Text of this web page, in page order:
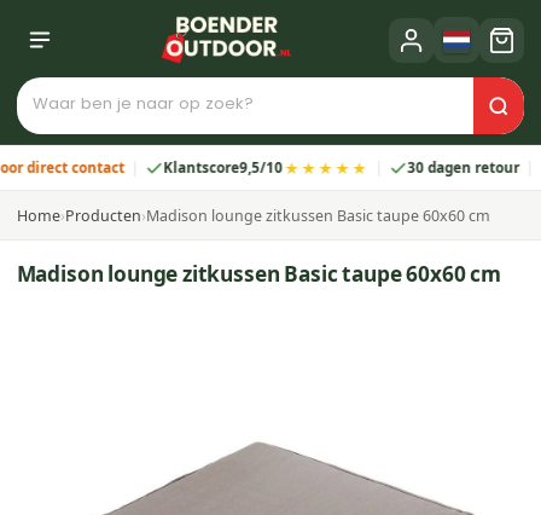
contact Klantscore9,5/10★★★★★ 30 dagen retour 2
Home›Producten›Madison lounge zitkussen Basic taupe 60x60 cm
Madison lounge zitkussen Basic taupe 60x60 cm